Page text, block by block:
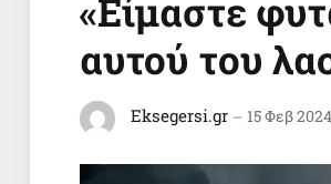
«Είμαστε
αυτού του
Eksegersi.gr 15 Φεβ